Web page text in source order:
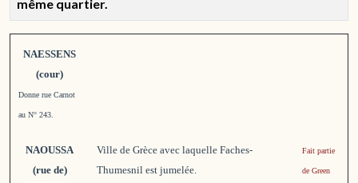
même quartier.
NAESSENS
(cour)
Donne rue Carnot
au N° 243.
NAOUSSA
(rue de)
Ville de Grèce avec laquelle Faches-
Thumesnil est jumelée.
Fait partie
de Green